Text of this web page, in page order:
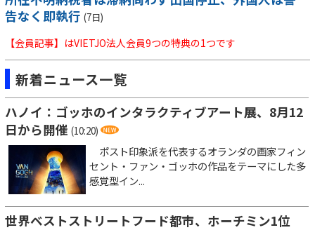
告なく即執行 (7日)
【会員記事】はVIETJO法人会員9つの特典の1つです
新着ニュース一覧
ハノイ：ゴッホのインタラクティブアート展、8月12
日から開催 (10:20)
ポスト印象派を代表するオランダの画家フィン
セント・ファン・ゴッホの作品をテーマにした多
感覚型イン...
世界ベストストリートフード都市、ホーチミン1位